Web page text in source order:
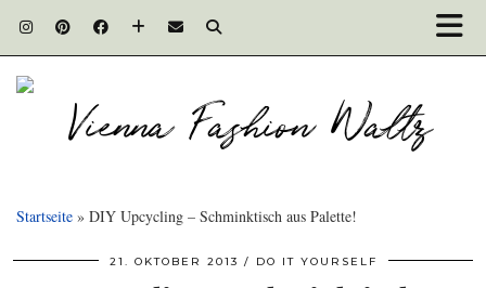
Startseite » DIY Upcycling – Schminktisch aus Palette!
21. OKTOBER 2013 DO IT YOURSELF